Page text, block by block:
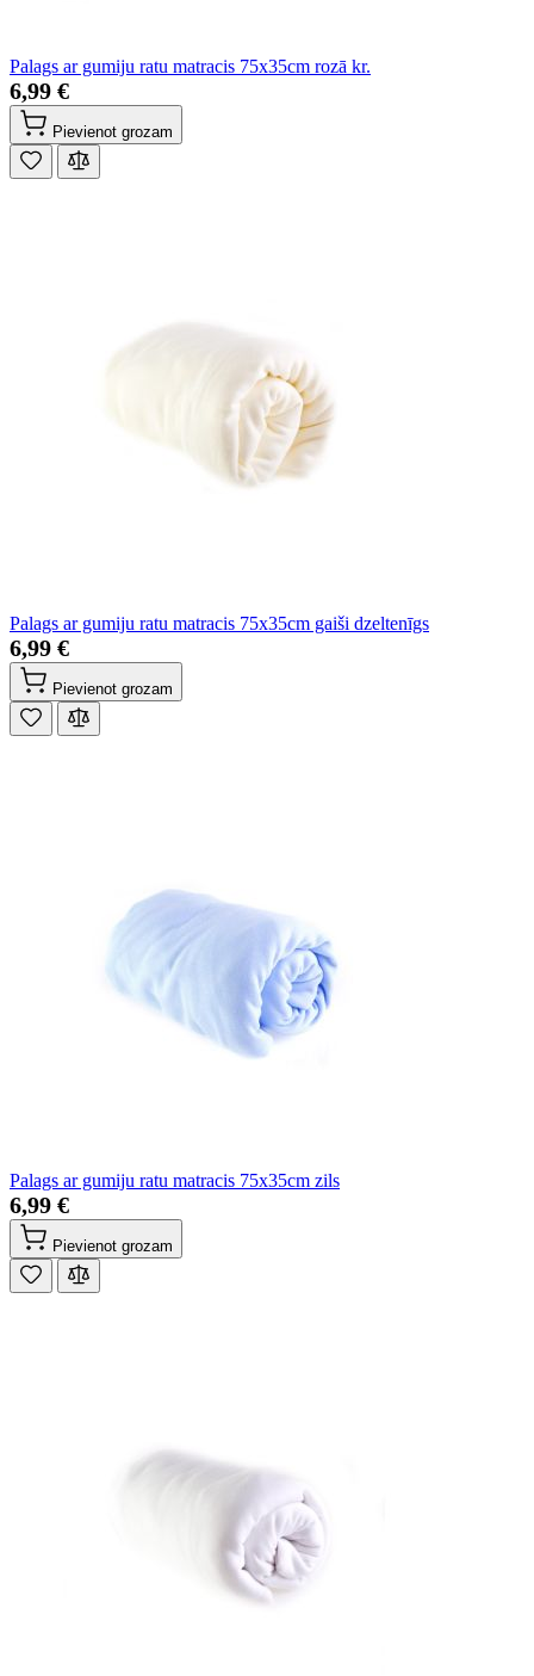
Palags ar gumiju ratu matracis 75x35cm rozā kr.
6,99 €
Pievienot grozam
Palags ar gumiju ratu matracis 75x35cm gaiši dzeltenīgs
6,99 €
Pievienot grozam
Palags ar gumiju ratu matracis 75x35cm zils
6,99 €
Pievienot grozam